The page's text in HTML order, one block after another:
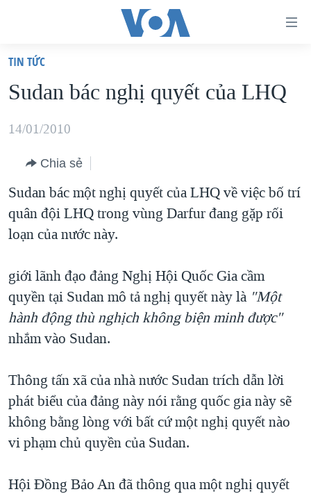
truy
cập
Tới
dung
chính
điều
hướng
chính
Đi
tới
"Tìm"
VIỆT NAM
HOA KỲ
BLOG
DIỄN ĐÀN
TỰ DO BÁO CHÍ
VẠCH TRẦN TIN GIẢ
NGƯỜI VIỆT HẢI NGOẠI
KINH TẾ
KHOA HỌC
SỨC KHOẺ
VĂN HOÁ
THỂ THAO
CHUYÊN ĐỀ
CHIẾN TRANH THƯƠNG MẠI CỦA MỸ: QUÁ KHỨ VÀ HIỆN
TẠI
HÀNH TRÌNH BẦU CỬ 2024
GIẢI MÃ VÀNH ĐAI & CON ĐƯỜNG
NGÀY TỊ NẠN THẾ GIỚI
TRỊNH VĨNH BÌNH - NGƯỜI HẠ 'BÊN THẮNG CUỘC'
CHI PHÍ CHIẾN TRANH AFGHANISTAN
HỌC TIẾNG ANH
VIDEO
MẠNG XÃ HỘI
Ngôn ngữ khác
TIN TỨC
Sudan bác nghị quyết của LHQ
14/01/2010
Chia sẻ
Sudan bác một nghị quyết của LHQ về việc bố trí
quân đội LHQ trong vùng Darfur đang gặp rối
loạn của nước này.
giới lãnh đạo đảng Nghị Hội Quốc Gia cầm
quyền tại Sudan mô tả nghị quyết này là "Một
hành động thù nghịch không biện minh được"
nhắm vào Sudan.
Thông tấn xã của nhà nước Sudan trích dẫn lời
phát biểu của đảng này nói rằng quốc gia này sẽ
không bằng lòng với bất cứ một nghị quyết nào
vi phạm chủ quyền của Sudan.
Hội Đồng Bảo An đã thông qua một nghị quyết